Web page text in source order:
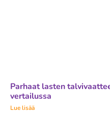
Parhaat lasten
vertailussa
Lue lisää